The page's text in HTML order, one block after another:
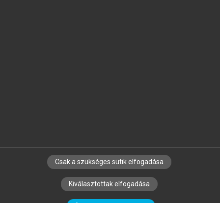
SZERZŐKNEK CÉGEKNEK KÖNYVTÁROSOKNAK
SZERKESZTÉSI ÉS LEKTORÁLÁSI ALAPELVEK
Csak a szükséges sütik elfogadása
Kiválasztottak elfogadása